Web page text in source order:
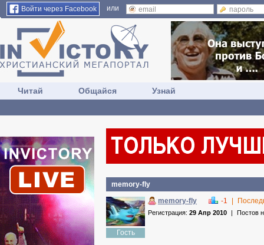
Войти через Facebook или
Читай Общайся Узнай
memory-fly
Гость
memory-fly -1
Регистрация: 29 Апр 2010 | Постов